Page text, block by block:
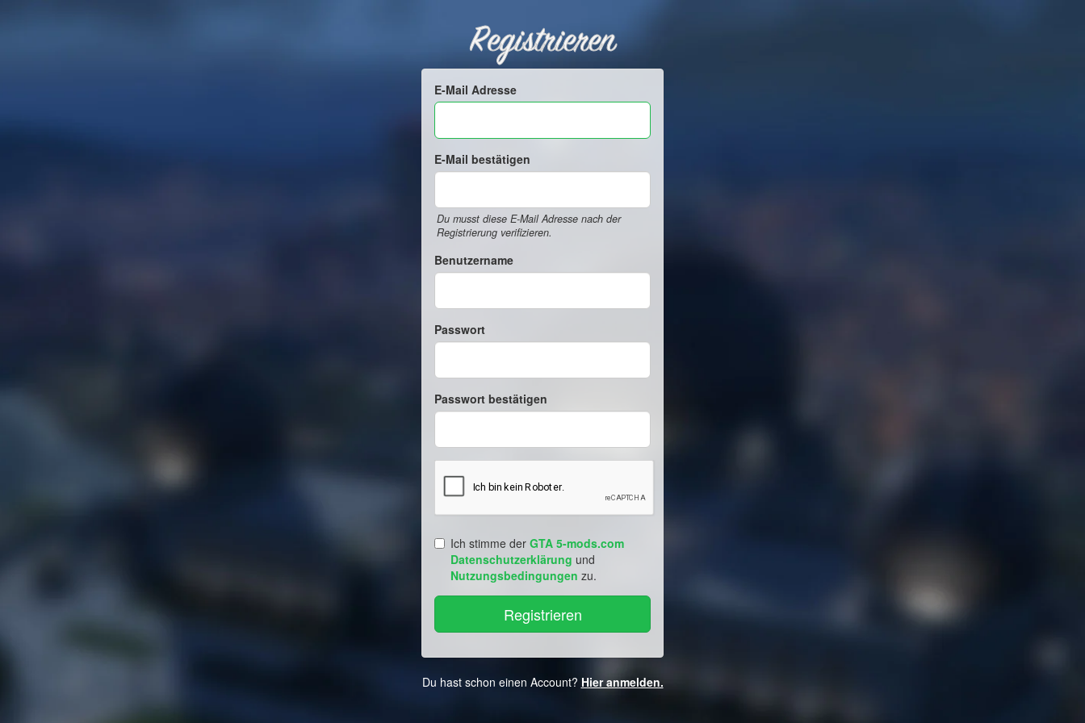
Registrieren
E-Mail Adresse
E-Mail bestätigen
Du musst diese E-Mail Adresse nach der
Registrierung verifizieren.
Benutzername
Passwort
Passwort bestätigen
Ich stimme der GTA 5-mods.com
Datenschutzerklärung und
Nutzungsbedingungen zu.
Du hast schon einen Account? Hier anmelden.